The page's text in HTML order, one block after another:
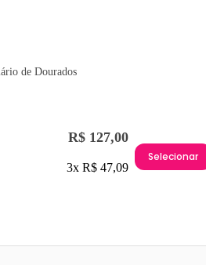
de Dourados
R$ 127,00
3x R$ 47,09
Selecionar